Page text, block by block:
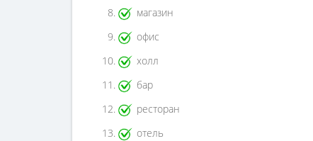
магазин
офис
холл
бар
ресторан
отель